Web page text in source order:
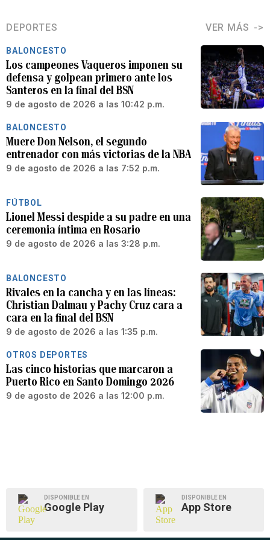
DEPORTES VER MÁS
BALONCESTO
Los campeones Vaqueros imponen su
defensa y golpean primero ante los
Santeros en la final del BSN
9 de agosto de 2026 a las 10:42 p.m.
BALONCESTO
Muere Don Nelson, el segundo
entrenador con más victorias de la NBA
9 de agosto de 2026 a las 7:52 p.m.
FÚTBOL
Lionel Messi despide a su padre en una
ceremonia íntima en Rosario
9 de agosto de 2026 a las 3:28 p.m.
BALONCESTO
Rivales en la cancha y en las líneas:
Christian Dalmau y Pachy Cruz cara a
cara en la final del BSN
9 de agosto de 2026 a las 1:35 p.m.
OTROS DEPORTES
Las cinco historias que marcaron a
Puerto Rico en Santo Domingo 2026
9 de agosto de 2026 a las 12:00 p.m.
DISPONIBLE EN
Google Play
DISPONIBLE EN
App Store